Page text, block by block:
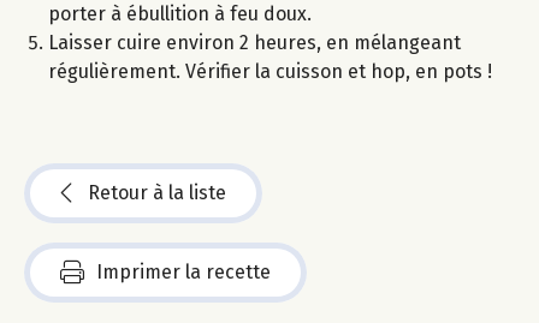
porter à ébullition à feu doux.
Laisser cuire environ 2 heures, en mélangeant
régulièrement. Vérifier la cuisson et hop, en pots !
Retour à la liste
Imprimer la recette